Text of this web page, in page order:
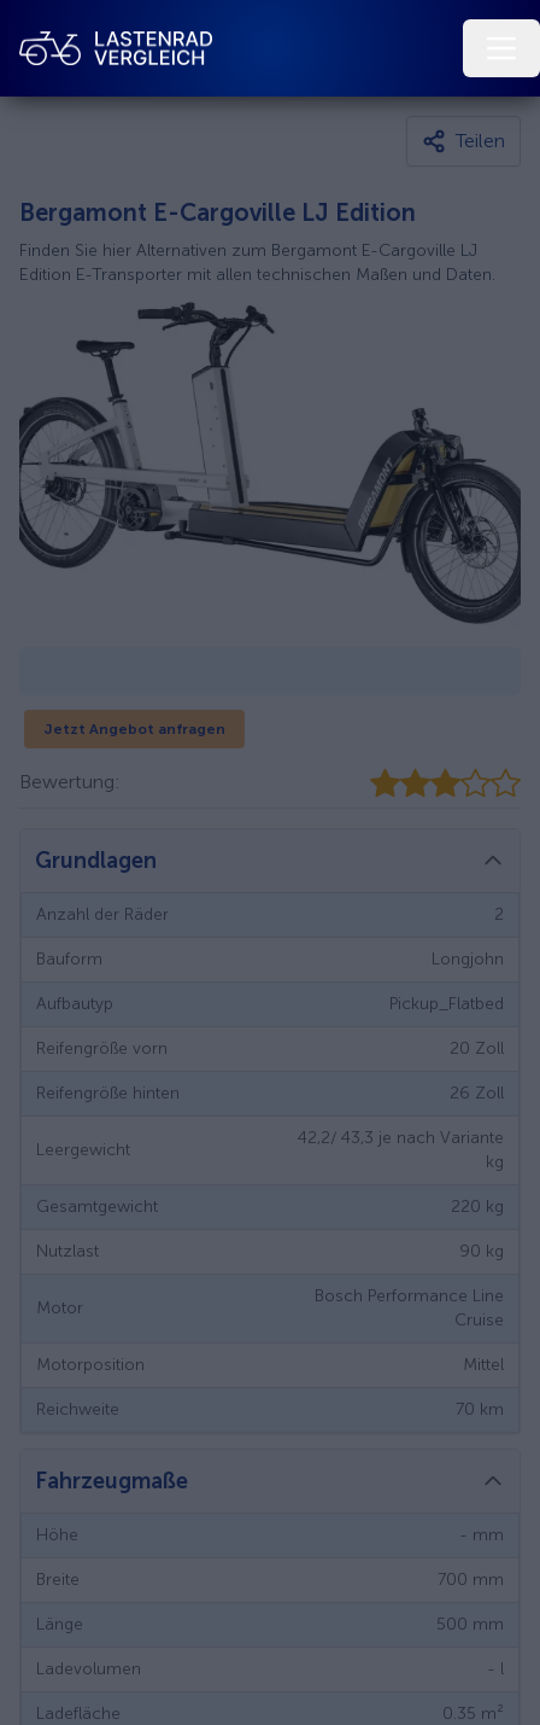
Teilen
Bergamont E-Cargoville LJ Edition
Finden Sie hier Alternativen zum Bergamont E-Cargoville LJ
Edition E-Transporter mit allen technischen Maßen und Daten.
Jetzt Angebot anfragen
Bewertung:
Grundlagen
Anzahl der Räder 2
Bauform Longjohn
Aufbautyp Pickup_Flatbed
Reifengröße vorn 20 Zoll
Reifengröße hinten 26 Zoll
Leergewicht
42,2/ 43,3 je nach Variante
kg
Gesamtgewicht 220 kg
Nutzlast 90 kg
Motor
Bosch Performance Line
Cruise
Motorposition Mittel
Reichweite 70 km
Fahrzeugmaße
Höhe - mm
Breite 700 mm
Länge 500 mm
Ladevolumen - l
Ladefläche 0.35 m²